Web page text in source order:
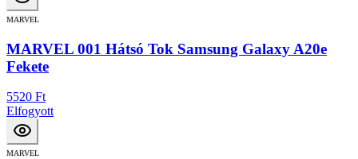
MARVEL
MARVEL 001 Hátsó Tok Samsung Galaxy A20e
Fekete
5520 Ft
Elfogyott
MARVEL